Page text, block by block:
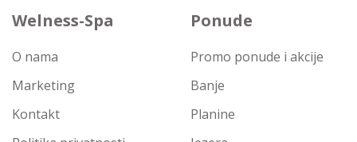
Welness-Spa
O nama
Marketing
Kontakt
Ponude
Promo ponude i akcije
Banje
Planine